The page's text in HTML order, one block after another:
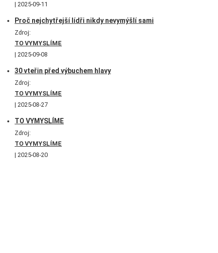
2025-09-11
Proč nejchytřejší lídři nikdy nevymýšlí sami
Zdroj:
TO VYMYSLÍME
2025-09-08
30 vteřin před výbuchem hlavy
Zdroj:
TO VYMYSLÍME
2025-08-27
TO VYMYSLÍME
Zdroj:
TO VYMYSLÍME
2025-08-20